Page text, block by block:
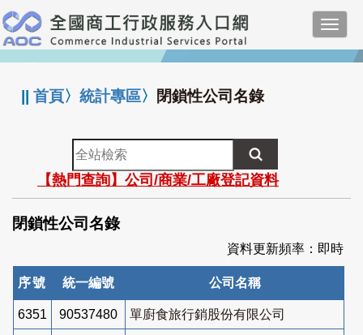
跳
到
主
要
:::
||首頁〉統計專區〉 閉鎖性公司名錄
全
站
檢
索
【熱門查詢】公司/商業/工廠登記資料
閉鎖性公司名錄
資料更新頻率：即時
序號 統一編號 公司名稱
6351 90537480 單廚食旅行銷股份有限公司